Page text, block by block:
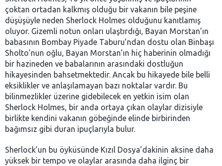
çoktan ortadan kalkmış olduğu bir vakanın bile peşine
düşüşüyle neden Sherlock Holmes olduğunu kanıtlamış
oluyor. Gizemli notun onları ulaştırdığı, Bayan Morstan’ın
babasının Bombay Piyade Taburu’ndan dostu olan Binbaşı
Sholto’nun oğlu, Bayan Morstan’ın hiç haberinin olmadığı
bir hazineden ve babalarının arasındaki dostluğun
hikayesinden bahsetmektedir. Ancak bu hikayede bile belli
eksiklikler ve anlaşılamayan bazı noktalar vardır. Bu
bilinmezlikler üzerine gidebilecek en yetkin isim olan
Sherlock Holmes, bir anda ortaya çıkan olaylar dizisiyle
birlikte kendini vakanın göbeğinde elinde birbirinden
bağımsız gibi duran ipuçlarıyla bulur.
Sherlock’un bu öyküsünde Kızıl Dosya’dakinin aksine daha
yüksek bir tempo ve olaylar arasında daha ilginç bir